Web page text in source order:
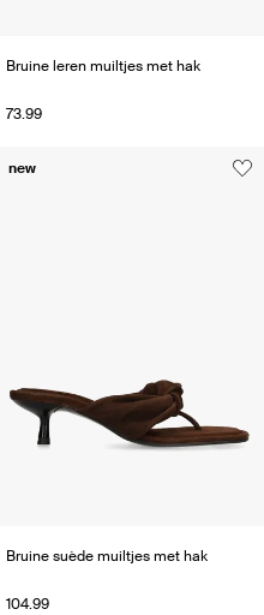
Bruine leren muiltjes met hak
73.99
Bruine suède muiltjes met hak
104.99
new